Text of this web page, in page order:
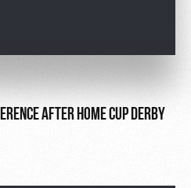
AFTER HOME CUP DERBY